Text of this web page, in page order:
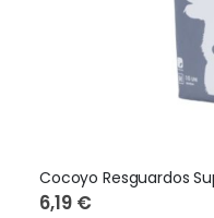
6,19 €